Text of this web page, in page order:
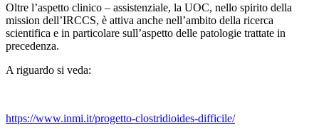
Oltre l’aspetto clinico – assistenziale, la UOC, nello spirito della
mission dell’IRCCS, è attiva anche nell’ambito della ricerca
scientifica e in particolare sull’aspetto delle patologie trattate in
precedenza.
A riguardo si veda:
https://www.inmi.it/progetto-clostridioides-difficile/